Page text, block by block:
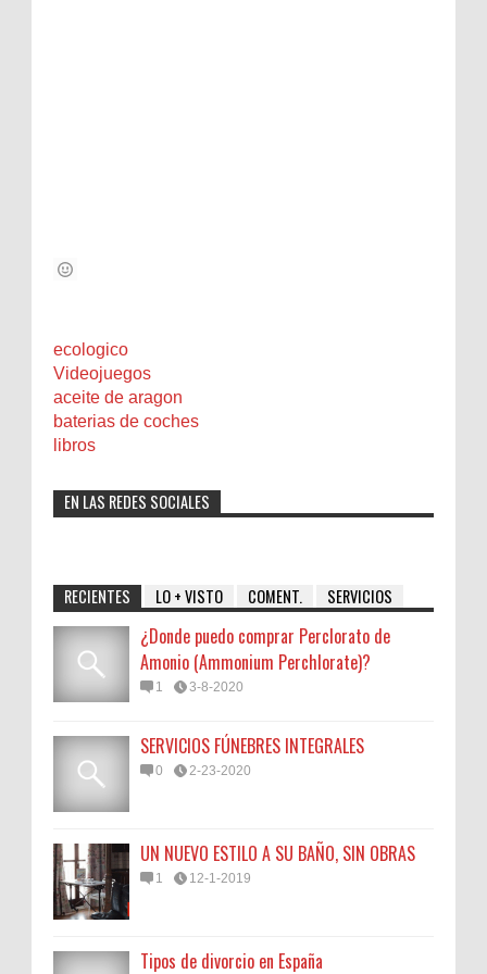
ecologico
Videojuegos
aceite de aragon
baterias de coches
libros
EN LAS REDES SOCIALES
RECIENTES LO + VISTO COMENT. SERVICIOS
¿Donde puedo comprar Perclorato de
Amonio (Ammonium Perchlorate)?
1 3-8-2020
SERVICIOS FÚNEBRES INTEGRALES
0 2-23-2020
UN NUEVO ESTILO A SU BAÑO, SIN OBRAS
1 12-1-2019
Tipos de divorcio en España